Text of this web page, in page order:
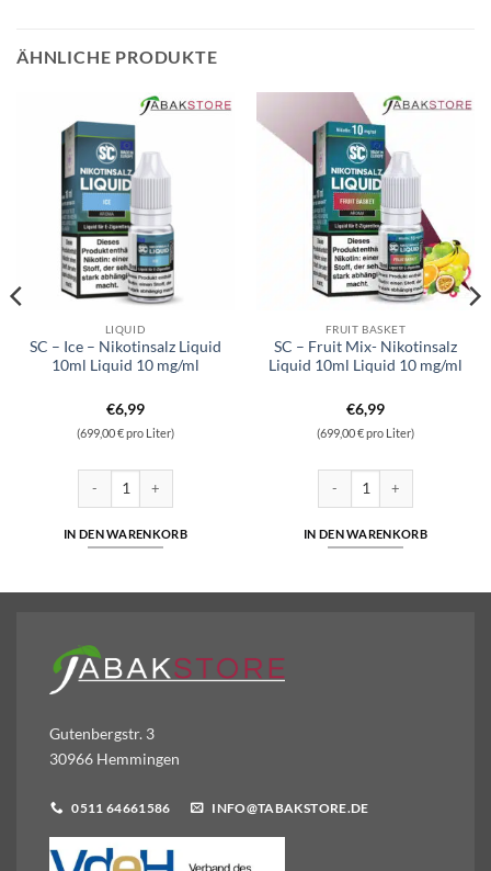
ÄHNLICHE PRODUKTE
LIQUID
SC – Ice – Nikotinsalz Liquid
10ml Liquid 10 mg/ml
€6,99
(699,00 € pro Liter)
SC - Ice - Nikotinsalz Liquid 10ml Liquid 10 mg/ml Menge
IN DEN WARENKORB
FRUIT BASKET
SC – Fruit Mix- Nikotinsalz
Liquid 10ml Liquid 10 mg/ml
€6,99
(699,00 € pro Liter)
SC - Fruit Mix- Nikotinsalz
IN DEN WARENKORB
Liquid 10ml Liquid 10 mg/ml Menge
Gutenbergstr. 3
30966 Hemmingen
0511 64661586 INFO@TABAKSTORE.DE